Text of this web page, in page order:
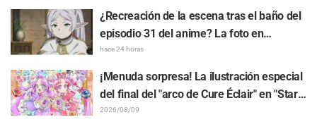
Realm" desata reacciones de "Es
demasiado valioso, me muero" y "Parecen
totalmente una pareja"
¿Recreación de la escena tras el baño del
episodio 31 del anime? La foto en
colaboración entre "Frieren: Más allá del
final del viaje" y "Garigari-kun" causa
sensación al parecer que "tiene la cabeza
hace 24 horas
¡Menuda sorpresa! La ilustración especial
del final del "arco de Cure Éclair" en "Star
Detective Precure!" conmueve a los fans:
2026/08/09